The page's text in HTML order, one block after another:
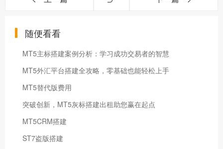
随便看看
MT5主标搭建案例分析：学习成功交易者的智慧
MT5外汇平台搭建全攻略，零基础也能轻松上手
MT5替代版费用
突破创新，MT5灰标搭建出租助您赢在起点
MT5CRM搭建
ST7盗版搭建